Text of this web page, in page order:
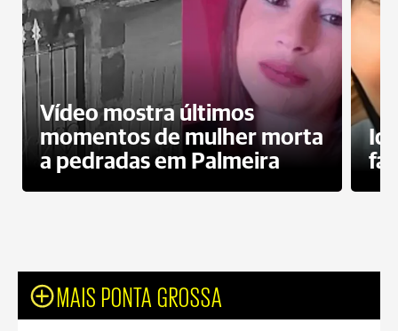
Vídeo mostra últimos
momentos de mulher morta
a pedradas em Palmeira
MAIS PONTA GROSSA